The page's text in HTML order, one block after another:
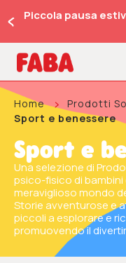
Piccola pausa
Home Prodotti
Sport e benessere
Sport e
Una selezione di
psico-fisico di
meraviglioso mondo
Storie avventurose e
piccoli a esplorare e
promuovendo il